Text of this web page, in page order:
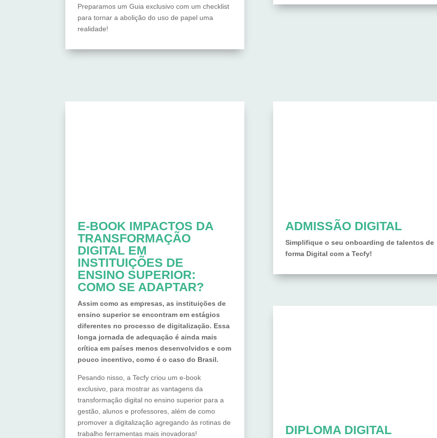
Preparamos um Guia exclusivo com um checklist
para tornar a abolição do uso de papel uma
realidade!
E-BOOK IMPACTOS DA
TRANSFORMAÇÃO
DIGITAL EM
INSTITUIÇÕES DE
ENSINO SUPERIOR:
COMO SE ADAPTAR?
Assim como as empresas, as instituições de
ensino superior se encontram em estágios
diferentes no processo de digitalização. Essa
longa jornada de adequação é ainda mais
crítica em países menos desenvolvidos e com
pouco incentivo, como é o caso do Brasil.
Pesando nisso, a Tecfy criou um e-book
exclusivo, para mostrar as vantagens da
transformação digital no ensino superior para a
gestão, alunos e professores, além de como
promover a digitalização agregando às rotinas de
trabalho ferramentas mais inovadoras!
ADMISSÃO DIGITAL
Simplifique o seu onboarding de talentos de
forma Digital com a Tecfy!
DIPLOMA DIGITAL